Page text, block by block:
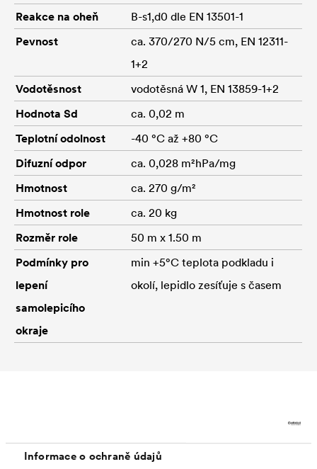
Informace o ochraně údajů
Reakce na oheň
B-s1,d0 dle EN 13501-1
Pevnost
ca. 370/270 N/5 cm, EN 12311-
1+2
Vodotěsnost
vodotěsná W 1, EN 13859-1+2
Hodnota Sd
ca. 0,02 m
Teplotní odolnost
-40 °C až +80 °C
Difuzní odpor
ca. 0,028 m²hPa/mg
Hmotnost
ca. 270 g/m²
Hmotnost role
ca. 20 kg
Rozměr role
50 m x 1.50 m
Podmínky pro
lepení
samolepicího
okraje
min +5°C teplota podkladu i
okolí, lepidlo zesíťuje s časem